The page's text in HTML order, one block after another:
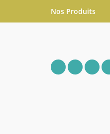
Nos Produits